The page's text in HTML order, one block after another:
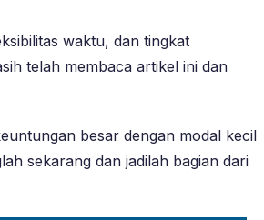
waktu, dan tingkat
telah membaca artikel ini dan
besar dengan modal kecil
sekarang dan jadilah bagian dari